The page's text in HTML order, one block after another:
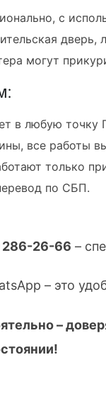
с
дверь,
могут
в любую точку
все работы
только
по СБП.
286-26-66 –
– это
–